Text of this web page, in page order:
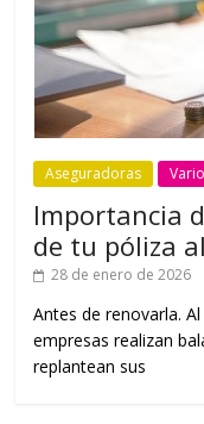
Aseguradoras
Importancia
de tu póliza
28 de enero de 2026
Antes de renovarla.
empresas realizan
replantean sus